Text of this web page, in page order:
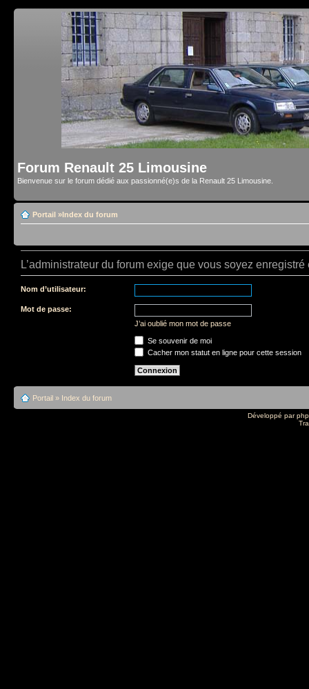
Forum Renault 25 Limousine
Bienvenue sur le forum dédié aux passionné(e)s de la Renault 25 Limousine.
Portail »Index du forum
L’administrateur du forum exige que vous soyez
Nom d’utilisateur:
Mot de passe:
J’ai oublié mon mot de passe
Se souvenir de moi
Cacher mon statut en ligne pour cette session
Portail » Index du forum
Développé par